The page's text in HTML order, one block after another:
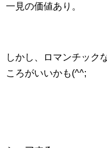
一見の価値あり。
しかし、ロマンチック
ころがいいかも(^^;